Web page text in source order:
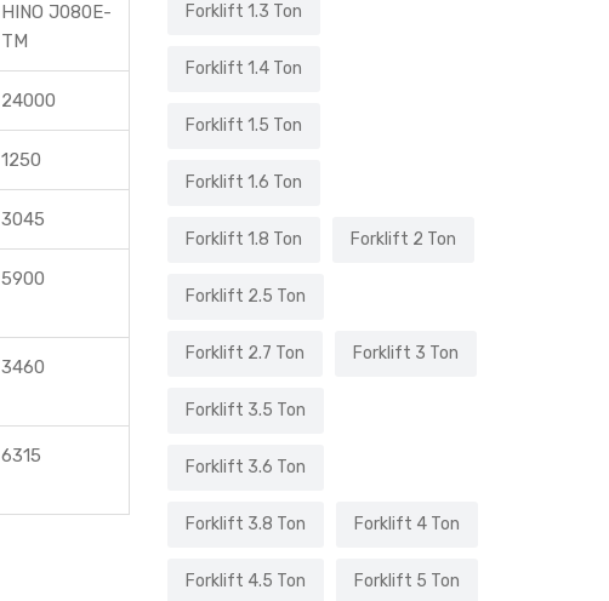
HINO J080E-
TM
24000
1250
3045
5900
3460
6315
Forklift 1.3 Ton
Forklift 1.4 Ton
Forklift 1.5 Ton
Forklift 1.6 Ton
Forklift 1.8 Ton Forklift 2 Ton
Forklift 2.5 Ton
Forklift 2.7 Ton Forklift 3 Ton
Forklift 3.5 Ton
Forklift 3.6 Ton
Forklift 3.8 Ton Forklift 4 Ton
Forklift 4.5 Ton Forklift 5 Ton